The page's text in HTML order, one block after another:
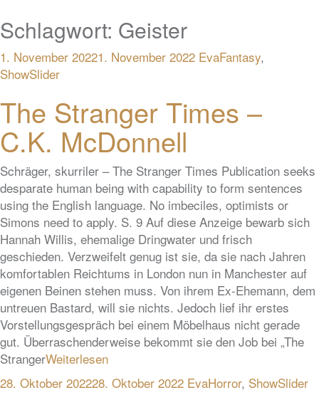
Schlagwort: Geister
1. November 20221. November 2022 EvaFantasy,
ShowSlider
The Stranger Times –
C.K. McDonnell
Schräger, skurriler – The Stranger Times Publication seeks
desparate human being with capability to form sentences
using the English language. No imbeciles, optimists or
Simons need to apply. S. 9 Auf diese Anzeige bewarb sich
Hannah Willis, ehemalige Dringwater und frisch
geschieden. Verzweifelt genug ist sie, da sie nach Jahren
komfortablen Reichtums in London nun in Manchester auf
eigenen Beinen stehen muss. Von ihrem Ex-Ehemann, dem
untreuen Bastard, will sie nichts. Jedoch lief ihr erstes
Vorstellungsgespräch bei einem Möbelhaus nicht gerade
gut. Überraschenderweise bekommt sie den Job bei „The
StrangerWeiterlesen
28. Oktober 202228. Oktober 2022 EvaHorror, ShowSlider